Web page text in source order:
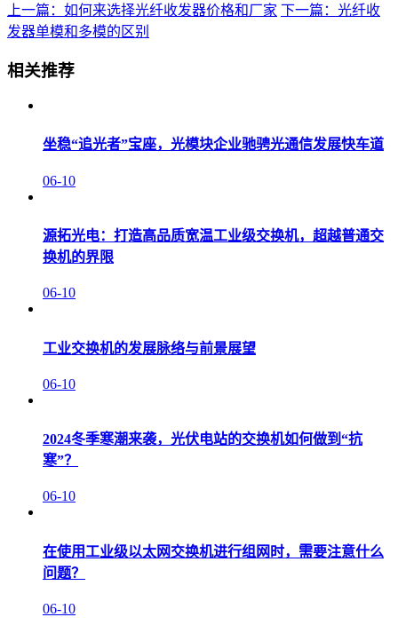
上一篇：如何来选择光纤收发器价格和厂家 下一篇：光纤收
发器单模和多模的区别
相关推荐
坐稳“追光者”宝座，光模块企业驰骋光通信发展快车道
06-10
源拓光电：打造高品质宽温工业级交换机，超越普通交
换机的界限
06-10
工业交换机的发展脉络与前景展望
06-10
2024冬季寒潮来袭，光伏电站的交换机如何做到“抗
寒”？
06-10
在使用工业级以太网交换机进行组网时，需要注意什么
问题？
06-10